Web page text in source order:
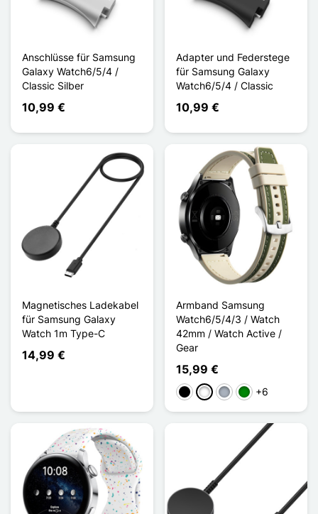
Anschlüsse für Samsung
Galaxy Watch6/5/4 /
Classic Silber
10,99 €
Adapter und Federstege
für Samsung Galaxy
Watch6/5/4 / Classic
10,99 €
Magnetisches Ladekabel
für Samsung Galaxy
Watch 1m Type-C
14,99 €
Armband Samsung
Watch6/5/4/3 / Watch
42mm / Watch Active /
Gear
15,99 €
Schwarz
WeißGrauGrün+6